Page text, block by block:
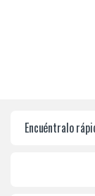
Encuéntralo